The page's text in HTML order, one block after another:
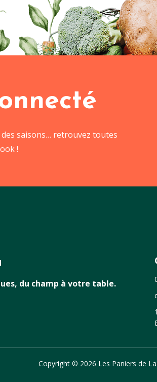
saisons… retrouvez toutes
!
du champ à votre table.
Copyright © 2026 Les Paniers de